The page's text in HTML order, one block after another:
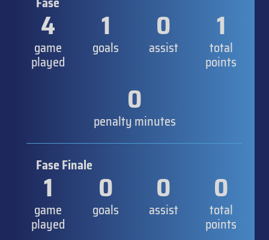
4
game
played
1
goals
0
assist
1
total
points
0
penalty minutes
Fase Finale
1
game
played
0
goals
0
assist
0
total
points